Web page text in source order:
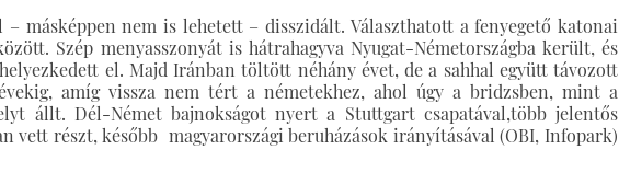
– másképpen nem is lehetett – disszidált. Választhatott a fenyegető katonai
Szép menyasszonyát is hátrahagyva Nyugat-Németországba került, és
el. Majd Iránban töltött néhány évet, de a sahhal együtt távozott
amíg vissza nem tért a németekhez, ahol úgy a bridzsben, mint a
állt. Dél-Német bajnokságot nyert a Stuttgart csapatával,több jelentős
vett részt, később magyarországi beruházások irányításával (OBI, Infopark)